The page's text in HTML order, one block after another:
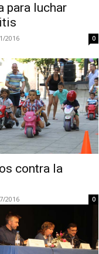
para luchar
2016 0
contra la
2016 0